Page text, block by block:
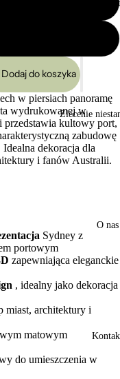
Zlecenie
O nas
Dodaj do koszyka
w piersiach panoramę
wydrukowanej w
przedstawia kultowy port,
zabudowę
dekoracja dla
i fanów Australii.
Sydney z
portowym
zapewniająca eleganckie
, idealny jako dekoracja
miast, architektury i
matowym
do umieszczenia w